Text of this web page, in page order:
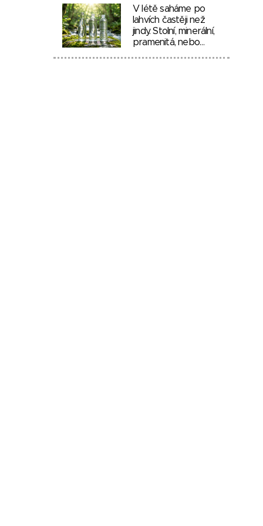
V létě saháme po
lahvích častěji než
jindy. Stolní, minerální,
pramenitá, nebo…